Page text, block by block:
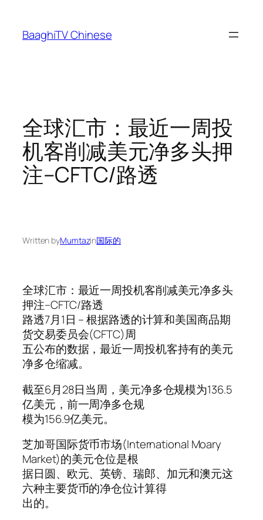
content
BaaghiTV Chinese
全球汇市：最近一周投
机客削减美元净多头押
注–CFTC/路透
Written byMumtazin国际的
全球汇市：最近一周投机客削减美元净多头
押注–CFTC/路透
路透7月1日 – 根据路透的计算和美国商品期
货交易委员会(CFTC)周
五公布的数据，最近一周投机客持有的美元
净多仓缩减。
截至6月28日当周，美元净多仓规模为136.5
亿美元，前一周净多仓规
模为156.9亿美元。
芝加哥国际货币市场(International Moary
Market)的美元仓位是根
据日圆、欧元、英镑、瑞郎、加元和澳元这
六种主要货币的净仓位计算得
出的。